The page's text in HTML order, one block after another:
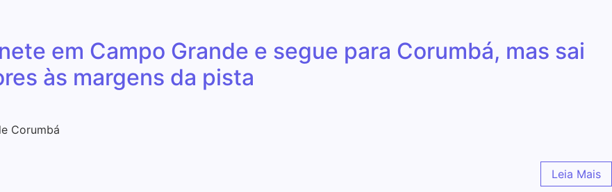
em Campo Grande e segue para Corumbá, mas sai
às margens da pista
Corumbá
Leia Mais